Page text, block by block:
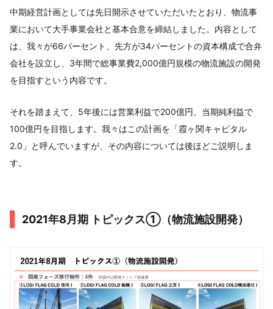
中期経営計画としては先日開示させていただいたとおり、物流事
業において大手事業会社と基本合意を締結しました。内容として
は、我々が66パーセント、先方が34パーセントの資本構成で合弁
会社を設立し、3年間で総事業費2,000億円規模の物流施設の開発
を目指すという内容です。
それを踏まえて、5年後には営業利益で200億円、当期純利益で
100億円を目指します。我々はこの計画を「霞ヶ関キャピタル
2.0」と呼んでいますが、その内容については後ほどご説明しま
す。
2021年8⽉期 トピックス①（物流施設開発）